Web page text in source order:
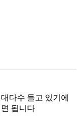
다수 들고 있기에
됩니다